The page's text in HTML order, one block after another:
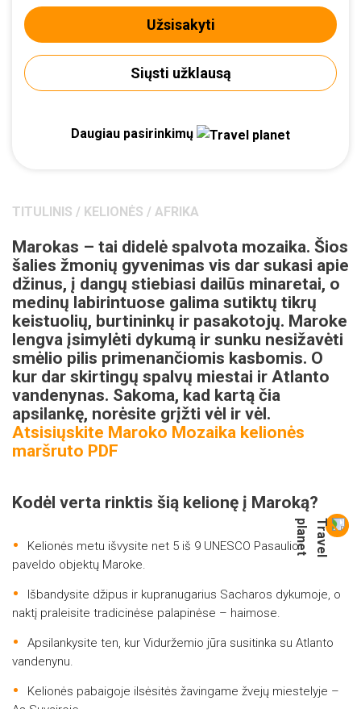
TITULINIS / KELIONĖS / AFRIKA
Marokas – tai didelė spalvota mozaika. Šios
šalies žmonių gyvenimas vis dar sukasi apie
džinus, į dangų stiebiasi dailūs minaretai, o
medinų labirintuose galima sutiktų tikrų
keistuolių, burtininkų ir pasakotojų. Maroke
lengva įsimylėti dykumą ir sunku nesižavėti
smėlio pilis primenančiomis kasbomis. O
kur dar skirtingų spalvų miestai ir Atlanto
vandenynas. Sakoma, kad kartą čia
apsilankę, norėsite grįžti vėl ir vėl.
Atsisiųskite Maroko Mozaika kelionės
maršruto PDF
Kodėl verta rinktis šią kelionę į Maroką?
Kelionės metu išvysite net 5 iš 9 UNESCO Pasaulio
paveldo objektų Maroke.
Išbandysite džipus ir kupranugarius Sacharos dykumoje, o
naktį praleisite tradicinėse palapinėse – haimose.
Apsilankysite ten, kur Viduržemio jūra susitinka su Atlanto
vandenynu.
Kelionės pabaigoje ilsėsitės žavingame žvejų miestelyje –
Užsisakyti
Siųsti užklausą
Daugiau pasirinkimų